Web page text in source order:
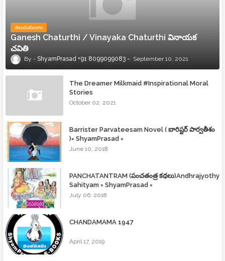
తెలుసుకుందాం
Ganesh Chaturthi / Vinayaka Chaturthi వినాయక
చవితి
ShyamPrasad +91 8099099083 September 10, 2021
The Dreamer Milkmaid #Inspirational Moral
Stories
October 02, 2021
Barrister Parvateesam Novel ( బారిష్టర్ పార్వతీశం
)= ShyamPrasad =
June 10, 2018
PANCHATANTRAM (పంచతంత్ర కథలు)Andhrajyothy
Sahityam = ShyamPrasad =
July 06, 2018
CHANDAMAMA 1947
April 17, 2019